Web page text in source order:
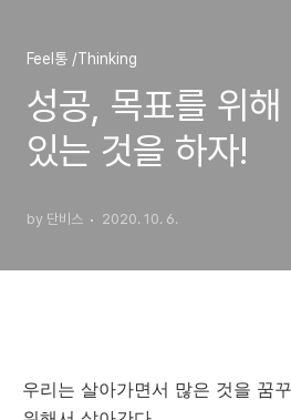
Feel통 /Thinking
성공, 목표를 위
있는 것을 하자!
by 단비스 2020. 10. 6.
우리는 살아가면서 많은 것을 꿈